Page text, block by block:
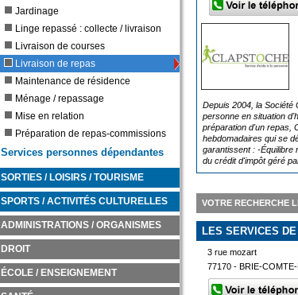
Jardinage
Linge repassé : collecte / livraison
Livraison de courses
Livraison de repas
Maintenance de résidence
Ménage / repassage
Mise en relation
Préparation de repas-commissions
Services personnes dépendantes
SORTIES / LOISIRS / TOURISME
SPORTS / ACTIVITÉS CULTURELLES
ADMINISTRATIONS / ORGANISMES
DROIT
ÉCOLE / ENSEIGNEMENT
Depuis 2004, la Société
personne en situation
préparation d'un repas,
hebdomadaires qui se
garantissent : -Équilibre
du crédit d'impôt géré
VOTRE RECHERCHE
LES SERVICES
3 rue mozart
77170 - BRIE-